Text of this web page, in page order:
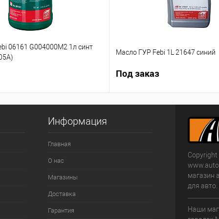
06161 G004000M2 1л синт
Масло ГУР Febi 1L 21647 синий
Под заказ
Информация
Главная
О нас
Магазины
Доставка
Гарантия
магазин
для
Наши